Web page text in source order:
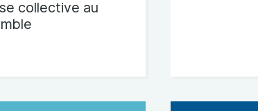
collective au